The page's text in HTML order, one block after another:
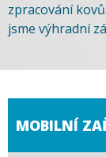
zpracování
jsme výhradní
MOBILNÍ